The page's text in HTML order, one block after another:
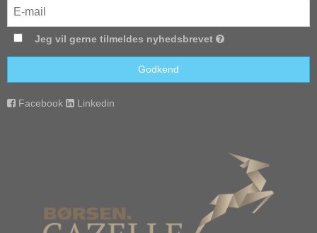
Jeg vil gerne tilmeldes nyhedsbrevet
Godkend
Facebook Linkedin